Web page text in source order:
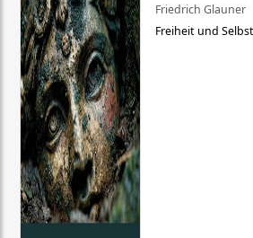
Friedrich Glauner
Freiheit und